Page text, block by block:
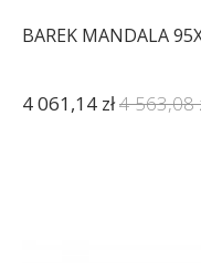
BAREK MANDALA
4 061,14 zł4 563,08